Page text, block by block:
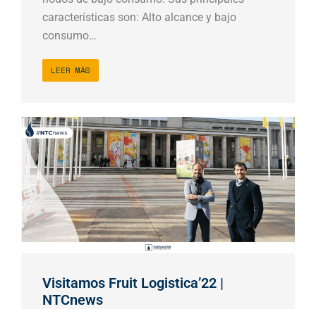
características son: Alto alcance y bajo
consumo…
LEER MÁS
Visitamos Fruit Logistica’22 |
NTCnews